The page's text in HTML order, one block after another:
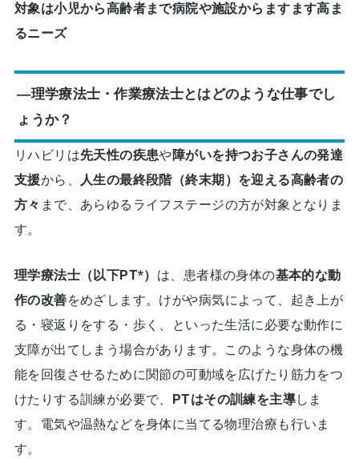
対象は小児から高齢者まで病院や施設からますます高ま
るニーズ
―理学療法士・作業療法士とはどのような仕事でし
ょうか？
リハビリは先天性の疾患や障がいを持つお子さんの発達
支援から、
人生の最終段階（終末期）を迎える高齢者の
方々 まで、あらゆるライフステージの方が対象となりま
す。
理学療法士（以下PT*） は、患者様の身体の基本的な動
作の改善をめざします。けがや病気によって、起き上が
る・寝返りをする・歩く、といった生活に必要な動作に
支障が出てしまう場合があります。このような身体の機
能を回復させるために関節の可動域を広げたり筋力をつ
けたりする訓練が必要で、 PTはその訓練を主導しま
す。電気や温熱などを身体に当てる物理治療も行いま
す。